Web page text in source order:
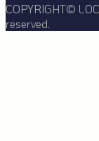
COPYRIGHT©
reserved.